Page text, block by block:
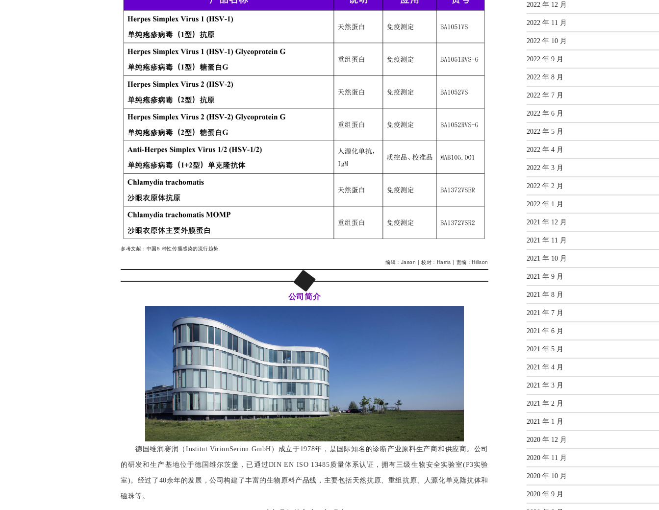
参考文献：中国5 种性传播感染的流行趋势
编辑： Jason | 校对：Harris | 责编：Hillson
公司简介
德国维润赛润（Institut VirionSerion GmbH）成立于1978年，是国际知名的诊断产业原料生产商和供应商。公司
的研发和生产基地位于德国维尔茨堡，已通过DIN EN ISO 13485质量体系认证，拥有三级生物安全实验室(P3实验
室)。经过了40余年的发展，公司构建了丰富的生物原料产品线，主要包括天然抗原、重组抗原、人源化单克隆抗体和
磁珠等。
2022 年 12 月
2022 年 11 月
2022 年 10 月
2022 年 9 月
2022 年 8 月
2022 年 7 月
2022 年 6 月
2022 年 5 月
2022 年 4 月
2022 年 3 月
2022 年 2 月
2022 年 1 月
2021 年 12 月
2021 年 11 月
2021 年 10 月
2021 年 9 月
2021 年 8 月
2021 年 7 月
2021 年 6 月
2021 年 5 月
2021 年 4 月
2021 年 3 月
2021 年 2 月
2021 年 1 月
2020 年 12 月
2020 年 11 月
2020 年 10 月
2020 年 9 月